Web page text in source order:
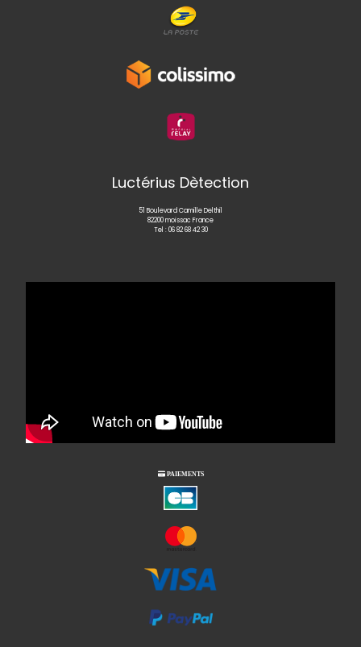
Luctérius Dètection
51 Boulevard Camille Delthil
82200 moissac France
Tel :06 82 68 42 30
 PAIEMENTS